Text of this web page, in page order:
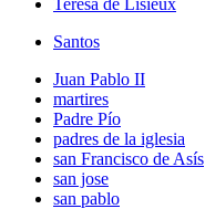
Teresa de Lisieux
Santos
Juan Pablo II
martires
Padre Pío
padres de la iglesia
san Francisco de Asís
san jose
san pablo